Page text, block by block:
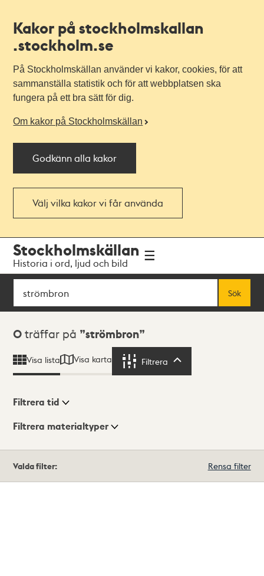
Kakor på stockholmskallan
.stockholm.se
På Stockholmskällan använder vi kakor, cookies, för att
sammanställa statistik och för att webbplatsen ska
fungera på ett bra sätt för dig.
Om kakor på Stockholmskällan
Godkänn alla kakor
Välj vilka kakor vi får använda
navigationen
huvudinnehållet
Stockholmskällan
Historia i ord, ljud och bild
Sök
Sök
Sökresultat
0 träffar på strömbron
Visa lista Visa karta Filtrera
Visningsläge
Filtrera tid
Filtrera materialtyper
träffar
Valda filter: Rensa filter